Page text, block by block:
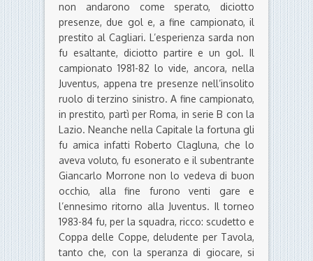
non andarono come sperato, diciotto
presenze, due gol e, a fine campionato, il
prestito al Cagliari. L’esperienza sarda non
fu esaltante, diciotto partire e un gol. Il
campionato 1981-82 lo vide, ancora, nella
Juventus, appena tre presenze nell’insolito
ruolo di terzino sinistro. A fine campionato,
in prestito, partì per Roma, in serie B con la
Lazio. Neanche nella Capitale la fortuna gli
fu amica infatti Roberto Clagluna, che lo
aveva voluto, fu esonerato e il subentrante
Giancarlo Morrone non lo vedeva di buon
occhio, alla fine furono venti gare e
l’ennesimo ritorno alla Juventus. Il torneo
1983-84 fu, per la squadra, ricco: scudetto e
Coppa delle Coppe, deludente per Tavola,
tanto che, con la speranza di giocare, si